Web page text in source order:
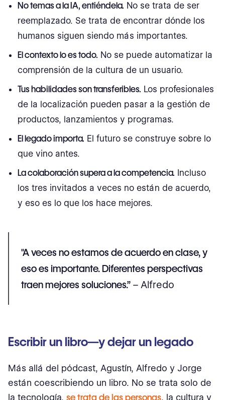
No temas a la IA, entiéndela. No se trata de ser
reemplazado. Se trata de encontrar dónde los
humanos siguen siendo más importantes.
El contexto lo es todo. No se puede automatizar la
comprensión de la cultura de un usuario.
Tus habilidades son transferibles. Los profesionales
de la localización pueden pasar a la gestión de
productos, lanzamientos y programas.
El legado importa. El futuro se construye sobre lo
que vino antes.
La colaboración supera a la competencia. Incluso
los tres invitados a veces no están de acuerdo,
y eso es lo que los hace mejores.
"A veces no estamos de acuerdo en clase, y
eso es importante. Diferentes perspectivas
traen mejores soluciones.” – Alfredo
Escribir un libro—y dejar un legado
Más allá del pódcast, Agustín, Alfredo y Jorge
están coescribiendo un libro. No se trata solo de
la tecnología, se trata de las personas, la cultura y